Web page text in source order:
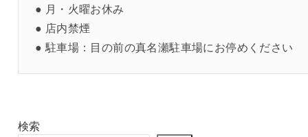
● 月・火曜お休み
● 店内禁煙
● 駐車場：目の前の真名瀬駐車場にお停めください
検索